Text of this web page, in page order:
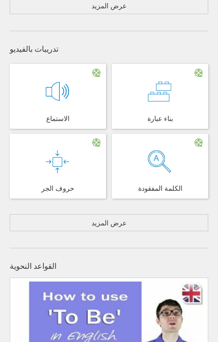
عرض المزيد
تدريبات بالفيديو
الاستماع بناء عبارة
حروف الجر الكلمة المفقودة
عرض المزيد
القواعد النحوية